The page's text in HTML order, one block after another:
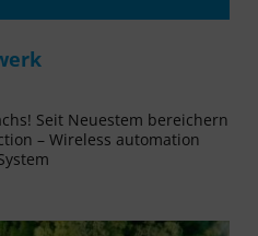
Seit Neuestem bereichern
– Wireless automation